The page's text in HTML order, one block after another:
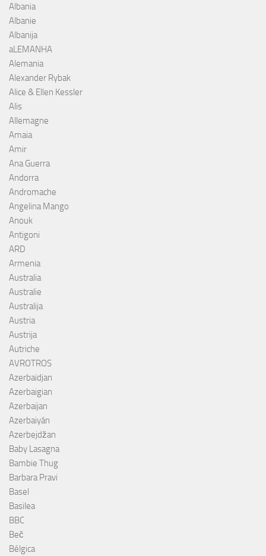
Albania
Albanie
Albanija
aLEMANHA
Alemania
Alexander Rybak
Alice & Ellen Kessler
Alis
Allemagne
Amaia
Amir
Ana Guerra
Andorra
Andromache
Angelina Mango
Anouk
Antigoni
ARD
Armenia
Australia
Australie
Australija
Austria
Austrija
Autriche
AVROTROS
Azerbaïdjan
Azerbaigian
Azerbaijan
Azerbaiyán
Azerbejdžan
Baby Lasagna
Bambie Thug
Barbara Pravi
Basel
Basilea
BBC
Beč
Bélgica